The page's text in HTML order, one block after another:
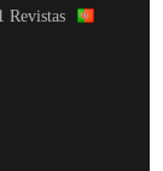
Revistas